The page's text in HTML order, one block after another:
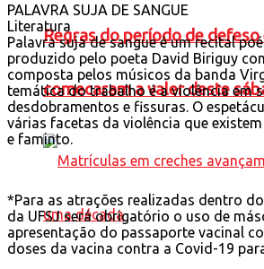
Regras do período de
comecaram a valer deste
PALAVRA SUJA DE SANGUE
Literatura
Palavra suja de sangue é um recital
produzido pelo poeta David Biriguy
composta pelos músicos da banda
temática do trabalho é a violência em
desdobramentos e fissuras. O
várias facetas da violência que
e faminto.
*Para as atrações realizadas dentro
da UFSJ será obrigatório o uso de
apresentação do passaporte vacinal
doses da vacina contra a Covid-19